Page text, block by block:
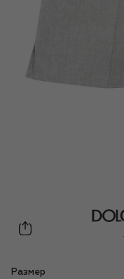
Размер